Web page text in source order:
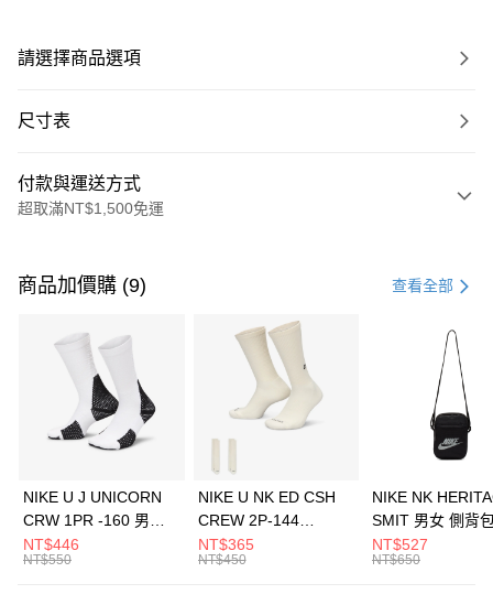
請選擇商品選項
尺寸表
付款與運送方式
超取滿NT$1,500免運
信用卡一次付款
3 期 0 利率 每期 21家銀行
合作金庫商業銀行
第一商業銀行
華南商業銀行
彰化商業銀行
上海商業儲蓄銀行
元大商業銀行
Apple Pay
全盈+PAY
AFTEE先享後付
商品加價購 (9) 查看全部
NIKE U J UNICORN
CRW 1PR -160 男女
中統襪 FZ3393100
NT$446
NT$550
NIKE U NK ED CSH
CREW 2P-144
EMBRDY 男女 短統襪
FZ3073133
NT$365
NT$450
NIKE NK
SMIT 男女 側背
BA5871010
NT$527
NT$650